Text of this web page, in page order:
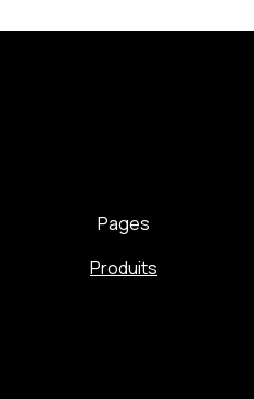
Pages
Produits